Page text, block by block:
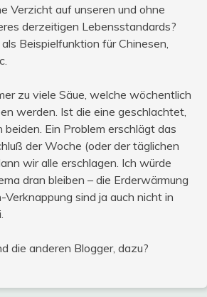
Verzicht auf unseren und ohne
derzeitigen Lebensstandards?
Beispielfunktion für Chinesen,
zu viele Säue, welche wöchentlich
werden. Ist die eine geschlachtet,
Ein Problem erschlägt das
der Woche (oder der täglichen
wir alle erschlagen. Ich würde
dran bleiben – die Erderwärmung
Verknappung sind ja auch nicht in
die anderen Blogger, dazu?